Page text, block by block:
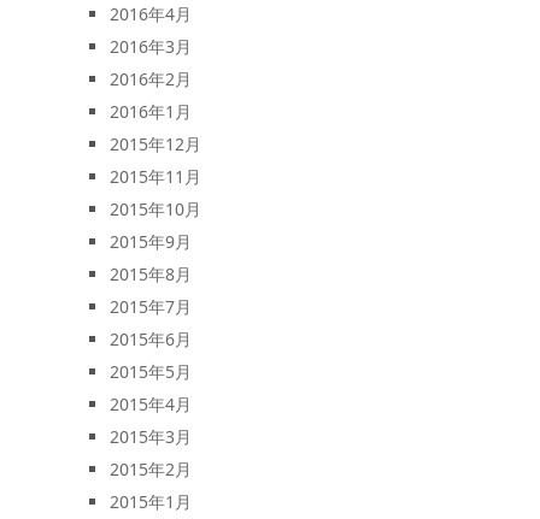
2016年4月
2016年3月
2016年2月
2016年1月
2015年12月
2015年11月
2015年10月
2015年9月
2015年8月
2015年7月
2015年6月
2015年5月
2015年4月
2015年3月
2015年2月
2015年1月